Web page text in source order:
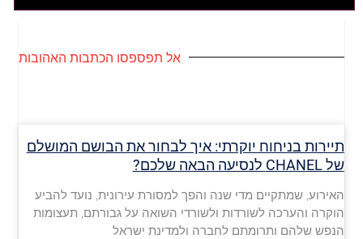
אל תפספסו הכתבות האהובות
תיירות בניחוח יוקרתי: איך לבחור את הבושם המושלם
של CHANEL לנסיעה הבאה שלכם?
האירוע, שמתקיים מדי שנה והפך למסורת עירונית, נועד להביע
הוקרה והערכה לשורדות ולשורדי השואה על גבורתם, תעצומות
הנפש שלהם ותרומתם לחברה ולמדינת ישראל